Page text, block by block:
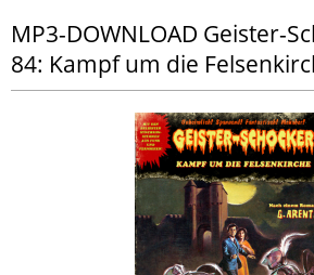
MP3-DOWNLOAD Geister-
84: Kampf um die